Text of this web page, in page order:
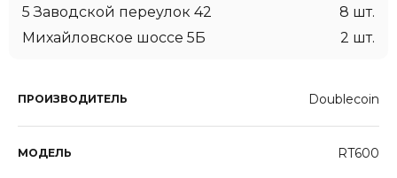
ПРОИЗВОДИТЕЛЬ Doublecoin
МОДЕЛЬ RT600
5 Заводской переулок 42
8 шт.
Михайловское шоссе 5Б
2 шт.